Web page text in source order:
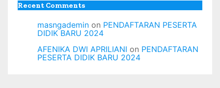
Recent Comments
masngademin on PENDAFTARAN PESERTA
DIDIK BARU 2024
AFENIKA DWI APRILIANI on PENDAFTARAN
PESERTA DIDIK BARU 2024